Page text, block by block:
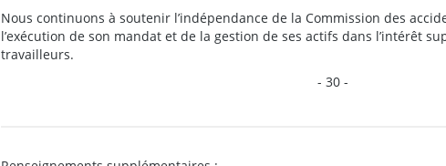
Nous continuons à soutenir l’indépendance de la Commission des
l’exécution de son mandat et de la gestion de ses actifs dans l’intérêt
travailleurs.
- 30 -